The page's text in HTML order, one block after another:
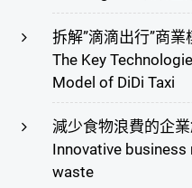
拆解”滴滴出行”商
The Key
Model of DiDi Taxi
減少食物浪費的企
Innovative
waste